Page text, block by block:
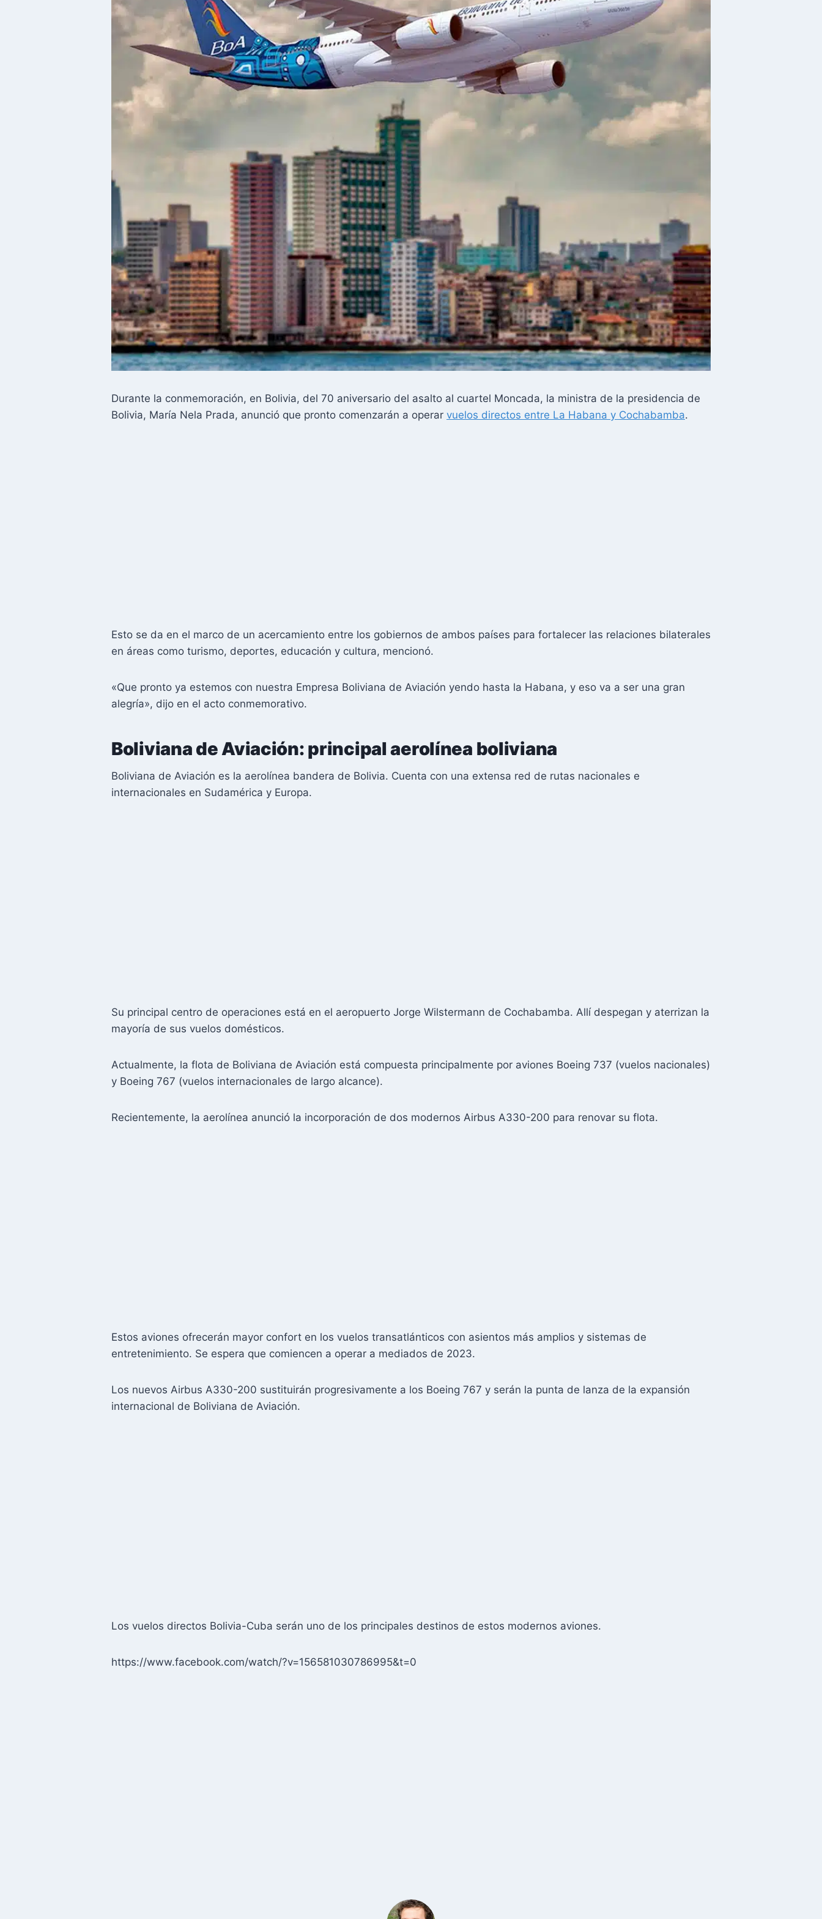
Durante la conmemoración, en Bolivia, del 70 aniversario del asalto al cuartel Moncada, la ministra de la presidencia de
Bolivia, María Nela Prada, anunció que pronto comenzarán a operar vuelos directos entre La Habana y Cochabamba.
Esto se da en el marco de un acercamiento entre los gobiernos de ambos países para fortalecer las relaciones bilaterales
en áreas como turismo, deportes, educación y cultura, mencionó.
«Que pronto ya estemos con nuestra Empresa Boliviana de Aviación yendo hasta la Habana, y eso va a ser una gran
alegría», dijo en el acto conmemorativo.
Boliviana de Aviación: principal aerolínea boliviana
Boliviana de Aviación es la aerolínea bandera de Bolivia. Cuenta con una extensa red de rutas nacionales e
internacionales en Sudamérica y Europa.
Su principal centro de operaciones está en el aeropuerto Jorge Wilstermann de Cochabamba. Allí despegan y aterrizan la
mayoría de sus vuelos domésticos.
Actualmente, la flota de Boliviana de Aviación está compuesta principalmente por aviones Boeing 737 (vuelos nacionales)
y Boeing 767 (vuelos internacionales de largo alcance).
Recientemente, la aerolínea anunció la incorporación de dos modernos Airbus A330-200 para renovar su flota.
Estos aviones ofrecerán mayor confort en los vuelos transatlánticos con asientos más amplios y sistemas de
entretenimiento. Se espera que comiencen a operar a mediados de 2023.
Los nuevos Airbus A330-200 sustituirán progresivamente a los Boeing 767 y serán la punta de lanza de la expansión
internacional de Boliviana de Aviación.
Los vuelos directos Bolivia-Cuba serán uno de los principales destinos de estos modernos aviones.
https://www.facebook.com/watch/?v=156581030786995&t=0